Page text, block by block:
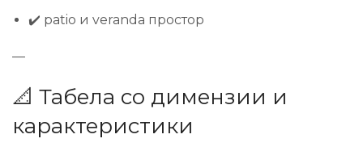
✔️ patio и veranda простор
—
📐 Табела со димензии и
карактеристики